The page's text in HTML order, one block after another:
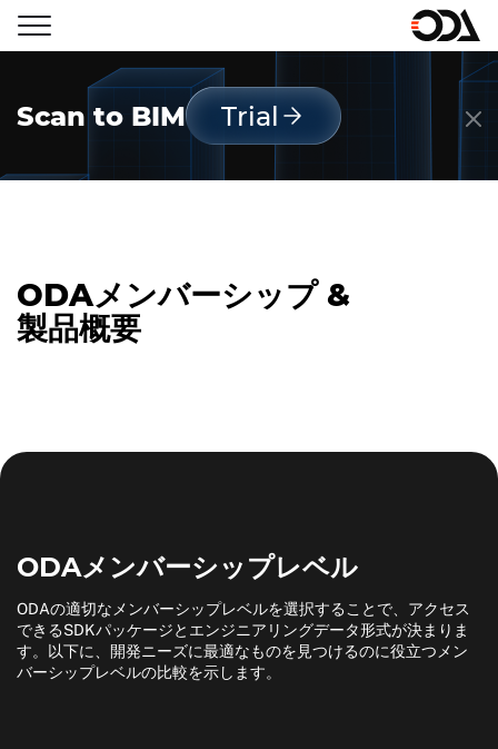
Scan to BIM Trial
ODAメンバーシップ &
製品概要
ODAメンバーシップレベル
ODAの適切なメンバーシップレベルを選択することで、アクセス
できるSDKパッケージとエンジニアリングデータ形式が決まりま
す。以下に、開発ニーズに最適なものを見つけるのに役立つメン
バーシップレベルの比較を示します。